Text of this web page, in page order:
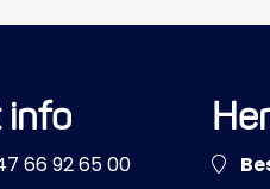
info
66 92 65 00